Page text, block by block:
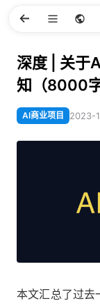
深度 | 关于
知（8000字
AI商业项目 2023-
本文汇总了过去